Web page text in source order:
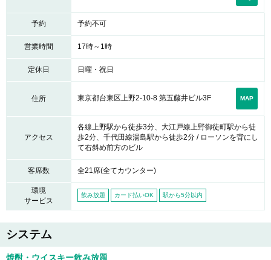
予約 予約不可
営業時間 17時～1時
定休日 日曜・祝日
住所 東京都台東区上野2-10-8 第五藤井ビル3F MAP
アクセス
各線上野駅から徒歩3分、大江戸線上野御徒町駅から徒
歩2分、千代田線湯島駅から徒歩2分 / ローソンを背にし
て右斜め前方のビル
客席数 全21席(全てカウンター)
環境
サービス
飲み放題 カード払いOK 駅から5分以内
システム
焼酎・ウイスキー飲み放題